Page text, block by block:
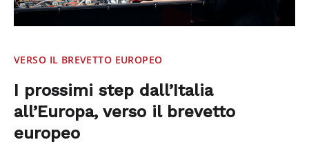
VERSO IL BREVETTO EUROPEO
I prossimi step dall’Italia
all’Europa, verso il brevetto
europeo